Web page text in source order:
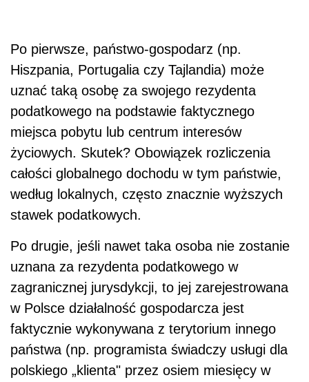
Po pierwsze, państwo-gospodarz (np.
Hiszpania, Portugalia czy Tajlandia) może
uznać taką osobę za swojego rezydenta
podatkowego na podstawie faktycznego
miejsca pobytu lub centrum interesów
życiowych. Skutek? Obowiązek rozliczenia
całości globalnego dochodu w tym państwie,
według lokalnych, często znacznie wyższych
stawek podatkowych.
Po drugie, jeśli nawet taka osoba nie zostanie
uznana za rezydenta podatkowego w
zagranicznej jurysdykcji, to jej zarejestrowana
w Polsce działalność gospodarcza jest
faktycznie wykonywana z terytorium innego
państwa (np. programista świadczy usługi dla
polskiego „klienta" przez osiem miesięcy w